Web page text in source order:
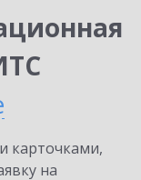
карточками,
на